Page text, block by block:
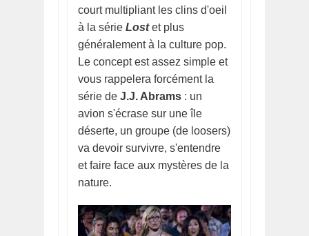
court multipliant les clins d'oeil
à la série Lostet plus
généralement à la culture pop.
Le concept est assez simple et
vous rappelera forcément la
série de J.J. Abrams : un
avion s'écrase sur une île
déserte, un groupe (de loosers)
va devoir survivre, s'entendre
et faire face aux mystères de la
nature.